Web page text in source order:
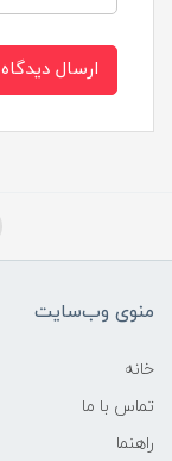
ارسال دیدگاه
منوی وب‌سایت
خانه
تماس با ما
راهنما